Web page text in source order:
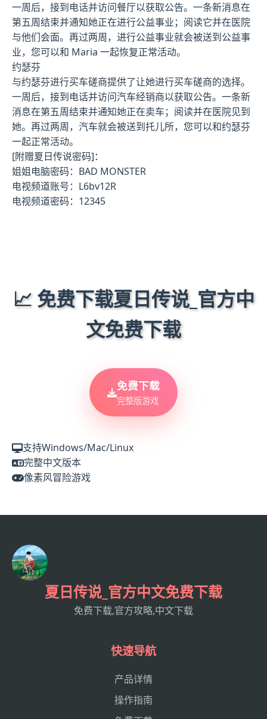
一周后，接到电话并访问餐厅以获取公告。一条新消息在
第五周结束并通知她正在进行公益事业；阅读它并在医院
与他们会面。再过两周，进行公益事业就会被送到公益事
业，您可以和 Maria 一起恢复正常活动。
约瑟芬
与约瑟芬进行买车磋商提供了让她进行买车磋商的选择。
一周后，接到电话并访问汽车经销商以获取公告。一条新
消息在第五周结束并通知她正在卖车；阅读并在医院见到
她。再过两周，汽车就会被送到托儿所，您可以和约瑟芬
一起正常活动。
[附赠夏日传说密码]：
姐姐电脑密码：BAD MONSTER
电视频道账号：L6bv12R
电视频道密码：12345
📈 免费下载夏日传说_官方中
文免费下载
免费下载
完整版游戏
支持Windows/Mac/Linux
完整中文版本
像素风冒险游戏
夏日传说_官方中文免费下载
免费下载,官方攻略,中文下载
快速导航
产品详情
操作指南